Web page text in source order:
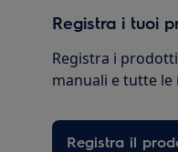
Registra i tuoi
Registra i
manuali e tutte
Registra il